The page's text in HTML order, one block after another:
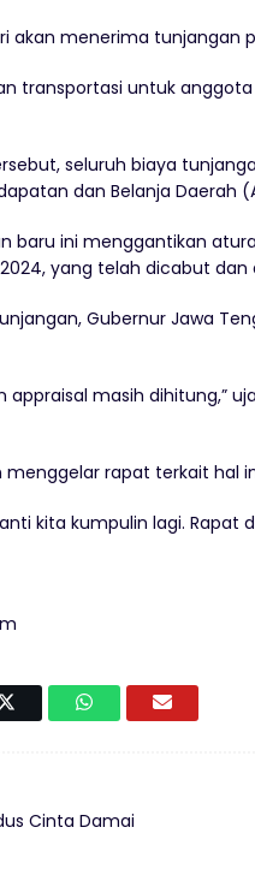
akan menerima tunjangan
transportasi untuk anggota
seluruh biaya
dan Belanja Daerah
baru ini menggantikan
yang telah dicabut
Gubernur Jawa
appraisal masih dihitung,”
rapat terkait hal
kita kumpulin lagi. Rapat
Cinta Damai